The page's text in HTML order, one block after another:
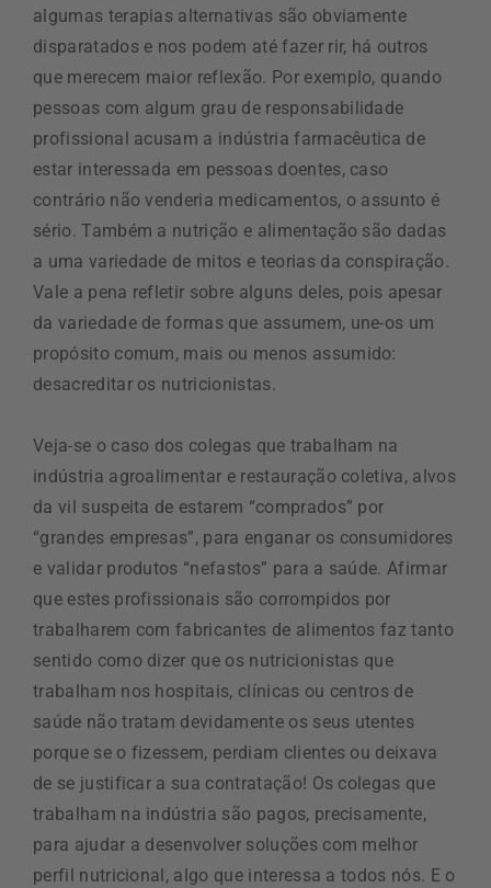
algumas terapias alternativas são obviamente
disparatados e nos podem até fazer rir, há outros
que merecem maior reflexão. Por exemplo, quando
pessoas com algum grau de responsabilidade
profissional acusam a indústria farmacêutica de
estar interessada em pessoas doentes, caso
contrário não venderia medicamentos, o assunto é
sério. Também a nutrição e alimentação são dadas
a uma variedade de mitos e teorias da conspiração.
Vale a pena refletir sobre alguns deles, pois apesar
da variedade de formas que assumem, une-os um
propósito comum, mais ou menos assumido:
desacreditar os nutricionistas.
Veja-se o caso dos colegas que trabalham na
indústria agroalimentar e restauração coletiva, alvos
da vil suspeita de estarem “comprados” por
“grandes empresas”, para enganar os consumidores
e validar produtos “nefastos” para a saúde. Afirmar
que estes profissionais são corrompidos por
trabalharem com fabricantes de alimentos faz tanto
sentido como dizer que os nutricionistas que
trabalham nos hospitais, clínicas ou centros de
saúde não tratam devidamente os seus utentes
porque se o fizessem, perdiam clientes ou deixava
de se justificar a sua contratação! Os colegas que
trabalham na indústria são pagos, precisamente,
para ajudar a desenvolver soluções com melhor
perfil nutricional, algo que interessa a todos nós. E o